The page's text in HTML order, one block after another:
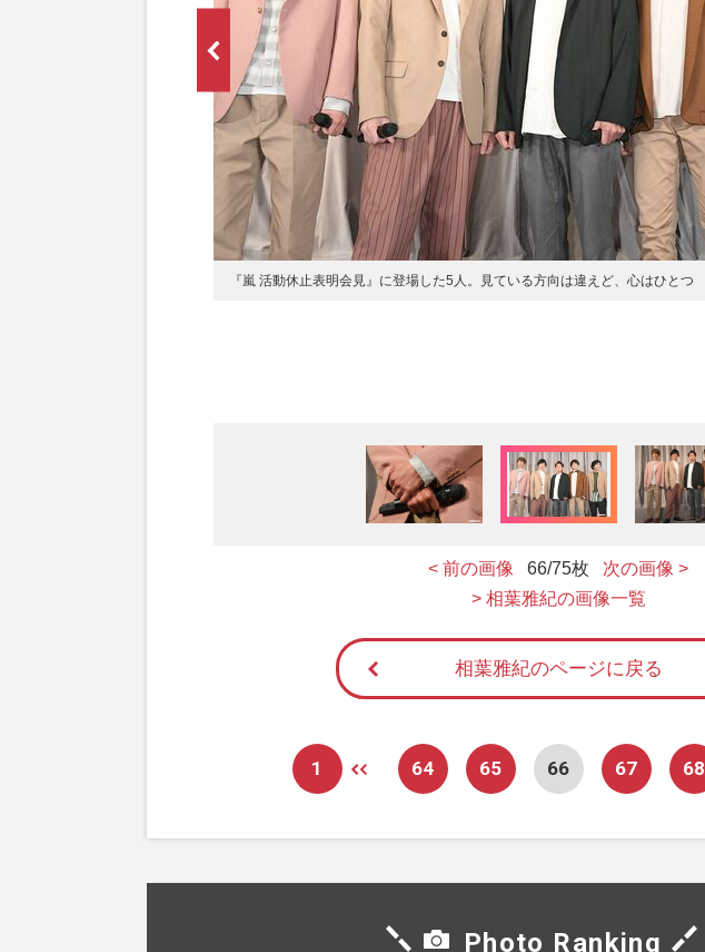
『嵐 活動休止表明会見』に登場した5人。見ている方向は違えど、心はひとつ
< 前の画像 66/75枚
次の画像 >
> 相葉雅紀の画像一覧
相葉雅紀のページに戻る
1 64 65 66 67 68
Photo Ranking